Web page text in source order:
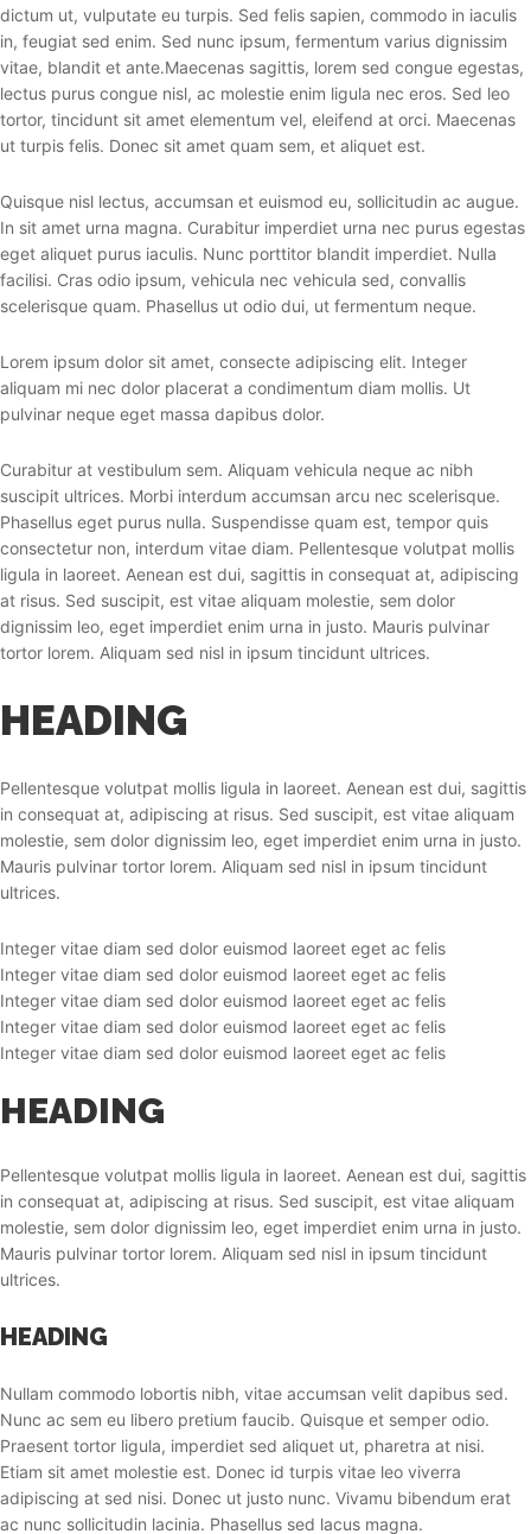
dictum ut, vulputate eu turpis. Sed felis sapien, commodo in iaculis
in, feugiat sed enim. Sed nunc ipsum, fermentum varius dignissim
vitae, blandit et ante.Maecenas sagittis, lorem sed congue egestas,
lectus purus congue nisl, ac molestie enim ligula nec eros. Sed leo
tortor, tincidunt sit amet elementum vel, eleifend at orci. Maecenas
ut turpis felis. Donec sit amet quam sem, et aliquet est.
Quisque nisl lectus, accumsan et euismod eu, sollicitudin ac augue.
In sit amet urna magna. Curabitur imperdiet urna nec purus egestas
eget aliquet purus iaculis. Nunc porttitor blandit imperdiet. Nulla
facilisi. Cras odio ipsum, vehicula nec vehicula sed, convallis
scelerisque quam. Phasellus ut odio dui, ut fermentum neque.
Lorem ipsum dolor sit amet, consecte adipiscing elit. Integer
aliquam mi nec dolor placerat a condimentum diam mollis. Ut
pulvinar neque eget massa dapibus dolor.
Curabitur at vestibulum sem. Aliquam vehicula neque ac nibh
suscipit ultrices. Morbi interdum accumsan arcu nec scelerisque.
Phasellus eget purus nulla. Suspendisse quam est, tempor quis
consectetur non, interdum vitae diam. Pellentesque volutpat mollis
ligula in laoreet. Aenean est dui, sagittis in consequat at, adipiscing
at risus. Sed suscipit, est vitae aliquam molestie, sem dolor
dignissim leo, eget imperdiet enim urna in justo. Mauris pulvinar
tortor lorem. Aliquam sed nisl in ipsum tincidunt ultrices.
HEADING
Pellentesque volutpat mollis ligula in laoreet. Aenean est dui, sagittis
in consequat at, adipiscing at risus. Sed suscipit, est vitae aliquam
molestie, sem dolor dignissim leo, eget imperdiet enim urna in justo.
Mauris pulvinar tortor lorem. Aliquam sed nisl in ipsum tincidunt
ultrices.
Integer vitae diam sed dolor euismod laoreet eget ac felis
Integer vitae diam sed dolor euismod laoreet eget ac felis
Integer vitae diam sed dolor euismod laoreet eget ac felis
Integer vitae diam sed dolor euismod laoreet eget ac felis
Integer vitae diam sed dolor euismod laoreet eget ac felis
HEADING
Pellentesque volutpat mollis ligula in laoreet. Aenean est dui, sagittis
in consequat at, adipiscing at risus. Sed suscipit, est vitae aliquam
molestie, sem dolor dignissim leo, eget imperdiet enim urna in justo.
Mauris pulvinar tortor lorem. Aliquam sed nisl in ipsum tincidunt
ultrices.
HEADING
Nullam commodo lobortis nibh, vitae accumsan velit dapibus sed.
Nunc ac sem eu libero pretium faucib. Quisque et semper odio.
Praesent tortor ligula, imperdiet sed aliquet ut, pharetra at nisi.
Etiam sit amet molestie est. Donec id turpis vitae leo viverra
adipiscing at sed nisi. Donec ut justo nunc. Vivamu bibendum erat
ac nunc sollicitudin lacinia. Phasellus sed lacus magna.